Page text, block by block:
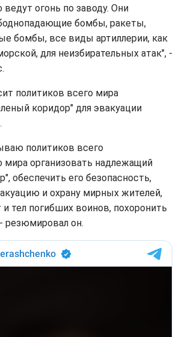
ведут огонь по заводу. Они
бомбы, ракеты,
бомбы, все виды артиллерии, как
для неизбирательных атак", -
политиков всего мира
коридор" для эвакуации
политиков всего
мира организовать надлежащий
обеспечить его безопасность,
и охрану мирных жителей,
тел погибших воинов, похоронить
резюмировал он.